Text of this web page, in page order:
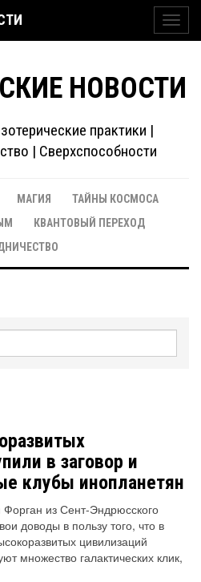
НОВОСТИ
практики |
| Сверхспособности
МАГИЯ
ТАЙНЫ КОСМОСА
КВАНТОВЫЙ ПЕРЕХОД
в заговор и
клубы инопланетян
из Сент-Эндрюсского
доводы в пользу того, что в
цивилизаций
множество галактических клик,